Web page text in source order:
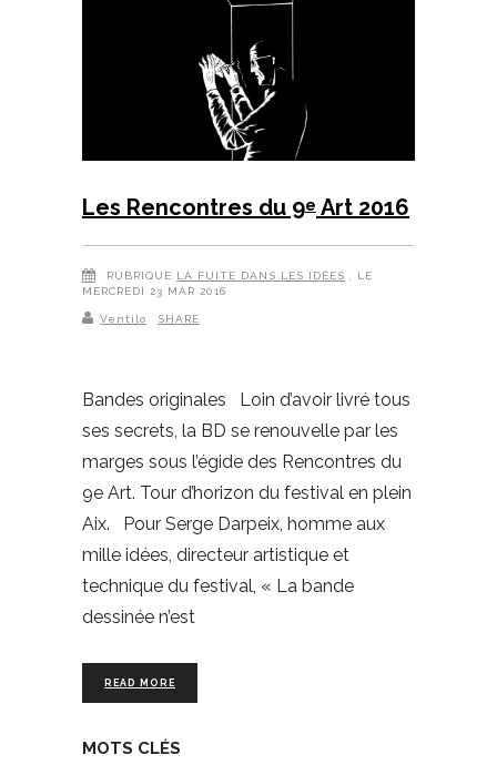
Les Rencontres du 9e Art 2016
RUBRIQUE LA FUITE DANS LES IDÉES , LE
MERCREDI 23 MAR 2016
Ventilo SHARE
Bandes originales Loin d’avoir livré tous
ses secrets, la BD se renouvelle par les
marges sous l’égide des Rencontres du
9e Art. Tour d’horizon du festival en plein
Aix. Pour Serge Darpeix, homme aux
mille idées, directeur artistique et
technique du festival, « La bande
dessinée n’est
READ MORE
MOTS CLÉS